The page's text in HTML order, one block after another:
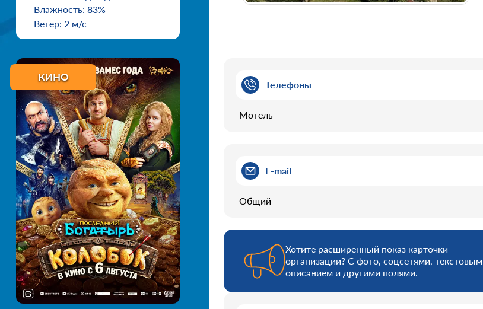
Влажность: 83%
Ветер: 2 м/с
КИНО
Телефоны
Мотель
E-mail
Общий
Хотите расширенный показ карточки
организации? С фото, соцсетями, текстовым
описанием и другими полями.